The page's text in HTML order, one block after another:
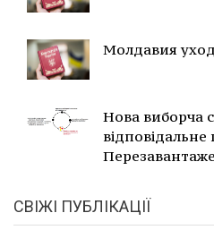
Молдавия
Нова виборча
СВІЖІ ПУБЛІКАЦІЇ